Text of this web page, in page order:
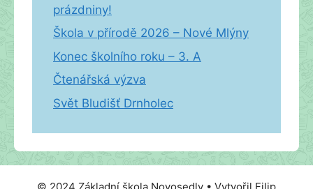
prázdniny!
Škola v přírodě 2026 – Nové Mlýny
Konec školního roku – 3. A
Čtenářská výzva
Svět Bludišť Drnholec
© 2024 Základní škola Novosedly • Vytvořil Filip